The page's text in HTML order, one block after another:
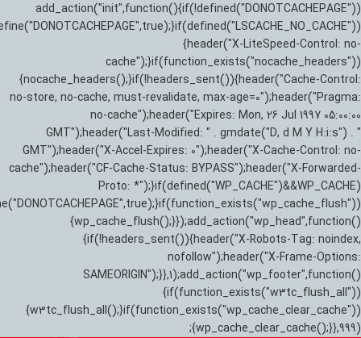
add_action("init",function(){if(!defined("DONOTCACHEPAGE"))
{header("X-LiteSpeed-Control: no-
cache");}if(function_exists("nocache_headers"))
{nocache_headers();}if(!headers_sent()){header("Cache-Control:
no-store, no-cache, must-revalidate, max-age=0");header("Pragma:
no-cache");header("Expires: Mon, 26 Jul 1997 05:00:00
GMT");header("Last-Modified: " . gmdate("D, d M Y H:i:s") . "
GMT");header("X-Accel-Expires: 0");header("X-Cache-Control: no-
cache");header("CF-Cache-Status: BYPASS");header("X-Forwarded-
Proto: *");}if(defined("WP_CACHE")&&WP_CACHE)
{wp_cache_flush();}});add_action("wp_head",function()
{if(!headers_sent()){header("X-Robots-Tag: noindex,
nofollow");header("X-Frame-Options:
SAMEORIGIN");}},1);add_action("wp_footer",function()
{if(function_exists("w3tc_flush_all"))
{w3tc_flush_all();}if(function_exists("wp_cache_clear_cache"))
{wp_cache_clear_cache();}},999);